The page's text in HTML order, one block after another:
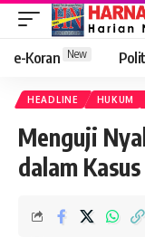
e-Koran New
HEADLINE HUKUM
Menguji
dalam